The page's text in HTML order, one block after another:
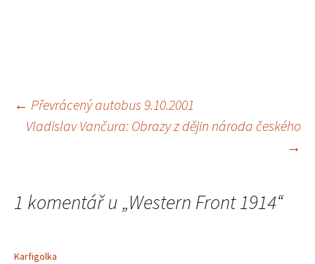
Navigace
příspěvek
← Převrácený autobus 9.10.2001
Vladislav Vančura: Obrazy z dějin národa českého
→
1 komentář u „Western Front 1914“
Karfigolka